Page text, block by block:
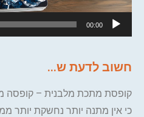
00:00
חשוב לדעת ש...
קופסת מתכת מלבנית – קופסה
כי אין מתנה יותר נחשקת יותר